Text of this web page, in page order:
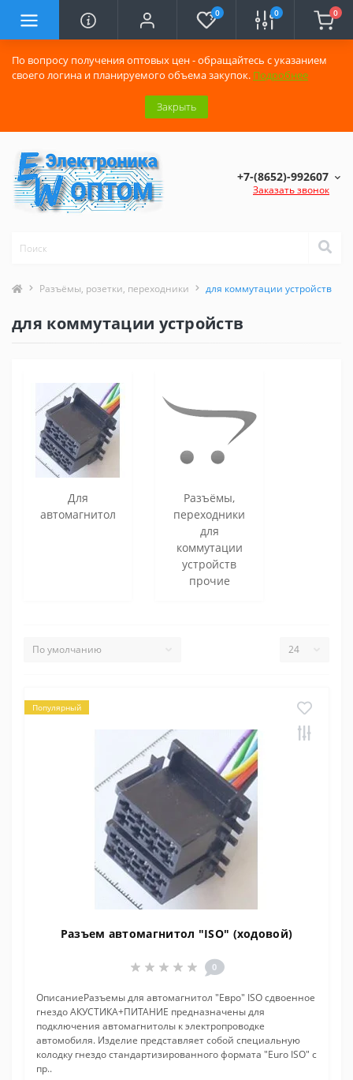
По вопросу получения оптовых цен - обращайтесь с указанием
своего логина и планируемого объема закупок. Подробнее
Закрыть
0 0 0
+7-(8652)-992607
Заказать звонок
Разъёмы, розетки, переходники для коммутации устройств
для коммутации устройств
Для
автомагнитол
Разъёмы,
переходники
для
коммутации
устройств
прочие
Популярный
Разъем автомагнитол "ISO" (ходовой)
0
ОписаниеРазъемы для автомагнитол "Евро" ISO сдвоенное
гнездо АКУСТИКА+ПИТАНИЕ предназначены для
подключения автомагнитолы к электропроводке
автомобиля. Изделие представляет собой специальную
колодку гнездо стандартизированного формата "Euro ISO" с
пр..